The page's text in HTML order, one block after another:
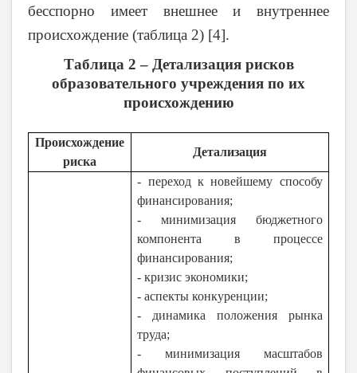
бесспорно имеет внешнее и внутреннее
происхождение (таблица 2) [4].
Таблица 2 – Детализация рисков
образовательного учреждения по их
происхождению
Происхождение
риска
Детализация
- переход к новейшему способу
финансирования;
- минимизация бюджетного
компонента в процессе
финансирования;
- кризис экономики;
- аспекты конкуренции;
- динамика положения рынка
труда;
- минимизация масштабов